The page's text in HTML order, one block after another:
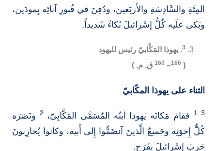
المِئَةِ والسَّادِسَةِ والأَربَعين، ودُفِنَ في قُبورِ آبائِه بِمودَين،
وبَكى علَيه كُلُّ إسْرائيلَ بُكاءً شَديداً.
3. يهوذا المَكَّابيّ رئيس لليهود
(
166
–
160 ق. م. )
الثناء على يهوذا المكّابيّ
3
1 فقامَ مَكانَه يَهوذا آبنُه المُسَمَّى المَكَّابِىّ، 2 ونَصَرَه
كُلُّ إِخوَتِه وجَميعُ الَّذينَ آنضَمُّوا إِلى أَبيه، وكانوا يُحارِبونَ
حَربَ إِسْرائيلَ بِفَرَح.